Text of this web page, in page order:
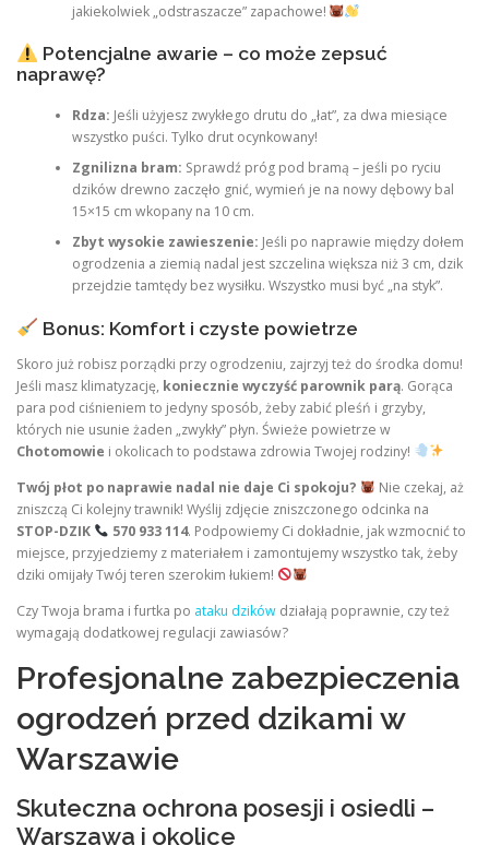
jakiekolwiek „odstraszacze” zapachowe!
Potencjalne awarie – co może zepsuć
naprawę?
Rdza: Jeśli użyjesz zwykłego drutu do „łat”, za dwa miesiące
wszystko puści. Tylko drut ocynkowany!
Zgnilizna bram: Sprawdź próg pod bramą – jeśli po ryciu
dzików drewno zaczęło gnić, wymień je na nowy dębowy bal
15×15 cm wkopany na 10 cm.
Zbyt wysokie zawieszenie: Jeśli po naprawie między dołem
ogrodzenia a ziemią nadal jest szczelina większa niż 3 cm, dzik
przejdzie tamtędy bez wysiłku. Wszystko musi być „na styk”.
Bonus: Komfort i czyste powietrze
Skoro już robisz porządki przy ogrodzeniu, zajrzyj też do środka domu!
Jeśli masz klimatyzację, koniecznie wyczyść parownik parą. Gorąca
para pod ciśnieniem to jedyny sposób, żeby zabić pleśń i grzyby,
których nie usunie żaden „zwykły” płyn. Świeże powietrze w
Chotomowie i okolicach to podstawa zdrowia Twojej rodziny!
Twój płot po naprawie nadal nie daje Ci spokoju?
Nie czekaj, aż
zniszczą Ci kolejny trawnik! Wyślij zdjęcie zniszczonego odcinka na
STOP-DZIK
570 933 114. Podpowiemy Ci dokładnie, jak wzmocnić to
miejsce, przyjedziemy z materiałem i zamontujemy wszystko tak, żeby
dziki omijały Twój teren szerokim łukiem!
Czy Twoja brama i furtka po ataku dzików działają poprawnie, czy też
wymagają dodatkowej regulacji zawiasów?
Profesjonalne zabezpieczenia
ogrodzeń przed dzikami w
Warszawie
Skuteczna ochrona posesji i osiedli –
Warszawa i okolice